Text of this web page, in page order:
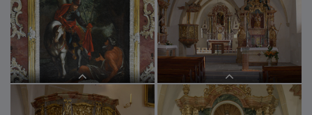
Annaaltar Die Parrkirche Deutschfeistritz